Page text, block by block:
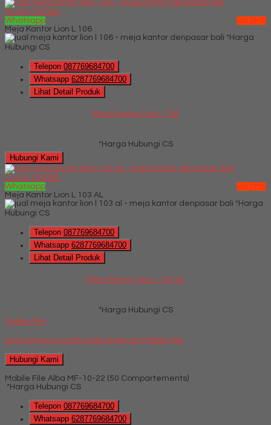
QUICK ORDER
Whatsapp
via SMS
Meja Kantor Lion L 106
*Harga
Hubungi CS
Telepon 087769684700
Whatsapp 6287769684700
Lihat Detail Produk
Meja Kantor Lion L 106
*Harga Hubungi CS
Hubungi Kami
QUICK ORDER
Whatsapp
via SMS
Meja Kantor Lion L 103 AL
*Harga
Hubungi CS
Telepon 087769684700
Whatsapp 6287769684700
Lihat Detail Produk
Meja Kantor Lion L 103 AL
*Harga Hubungi CS
Mobile File
Lihat semua produk pada kategori Mobile File
Hubungi Kami
Mobile File Alba MF-10-22 (50 Compartements)
*Harga Hubungi CS
Telepon 087769684700
Whatsapp 6287769684700